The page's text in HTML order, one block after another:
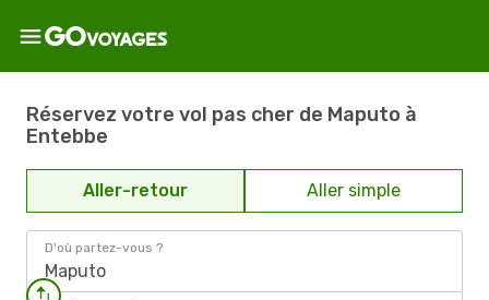
Réservez votre vol pas cher de Maputo à
Entebbe
Aller-retour Aller simple
D'où partez-vous ?
Maputo